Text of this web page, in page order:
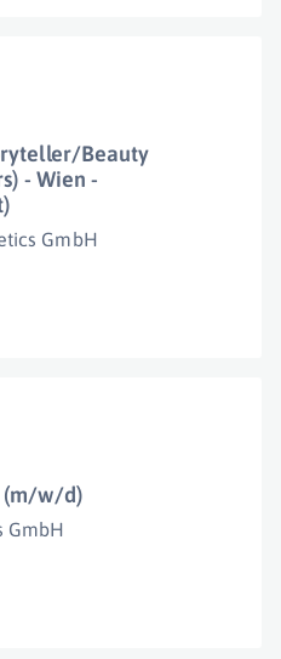
Beauty
- Wien -
GmbH
(m/w/d)
GmbH